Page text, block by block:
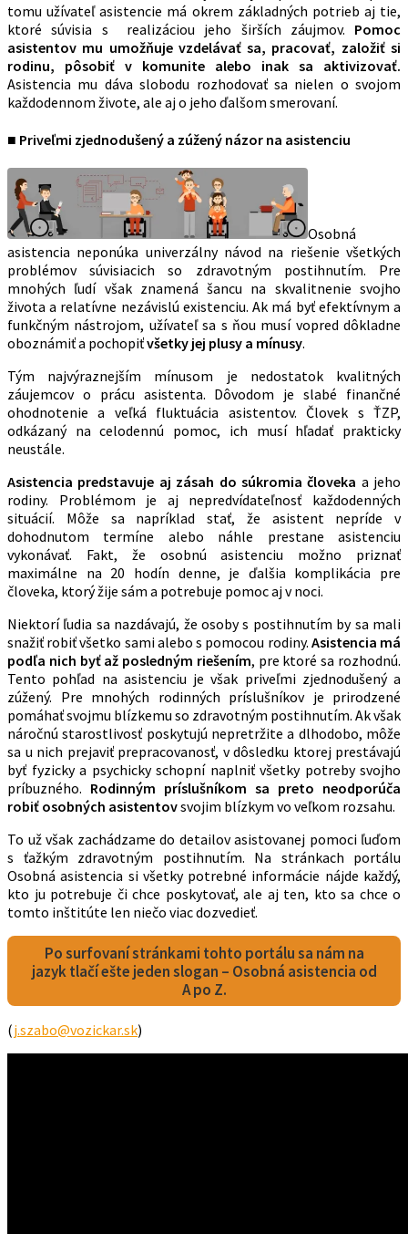
tomu užívateľ asistencie má okrem základných potrieb aj tie,
ktoré súvisia s realizáciou jeho širších záujmov. Pomoc
asistentov mu umožňuje vzdelávať sa, pracovať, založiť si
rodinu, pôsobiť v komunite alebo inak sa aktivizovať.
Asistencia mu dáva slobodu rozhodovať sa nielen o svojom
každodennom živote, ale aj o jeho ďalšom smerovaní.
■ Priveľmi zjednodušený a zúžený názor na asistenciu
Osobná
asistencia neponúka univerzálny návod na riešenie všetkých
problémov súvisiacich so zdravotným postihnutím. Pre
mnohých ľudí však znamená šancu na skvalitnenie svojho
života a relatívne nezávislú existenciu. Ak má byť efektívnym a
funkčným nástrojom, užívateľ sa s ňou musí vopred dôkladne
oboznámiť a pochopiťvšetky jej plusy a mínusy.
Tým najvýraznejším mínusom je nedostatok kvalitných
záujemcov o prácu asistenta. Dôvodom je slabé finančné
ohodnotenie a veľká fluktuácia asistentov. Človek s ŤZP,
odkázaný na celodennú pomoc, ich musí hľadať prakticky
neustále.
Asistencia predstavuje aj zásah do súkromia človeka a jeho
rodiny. Problémom je aj nepredvídateľnosť každodenných
situácií. Môže sa napríklad stať, že asistent nepríde v
dohodnutom termíne alebo náhle prestane asistenciu
vykonávať. Fakt, že osobnú asistenciu možno priznať
maximálne na 20 hodín denne, je ďalšia komplikácia pre
človeka, ktorý žije sám a potrebuje pomoc aj v noci.
Niektorí ľudia sa nazdávajú, že osoby s postihnutím by sa mali
snažiť robiť všetko sami alebo s pomocou rodiny. Asistencia má
podľa nich byť až posledným riešením, pre ktoré sa rozhodnú.
Tento pohľad na asistenciu je však priveľmi zjednodušený a
zúžený. Pre mnohých rodinných príslušníkov je prirodzené
pomáhať svojmu blízkemu so zdravotným postihnutím. Ak však
náročnú starostlivosť poskytujú nepretržite a dlhodobo, môže
sa u nich prejaviť prepracovanosť, v dôsledku ktorej prestávajú
byť fyzicky a psychicky schopní naplniť všetky potreby svojho
príbuzného. Rodinným príslušníkom sa preto neodporúča
robiť osobných asistentovsvojim blízkym vo veľkom rozsahu.
To už však zachádzame do detailov asistovanej pomoci ľuďom
s ťažkým zdravotným postihnutím. Na stránkach portálu
Osobná asistencia si všetky potrebné informácie nájde každý,
kto ju potrebuje či chce poskytovať, ale aj ten, kto sa chce o
tomto inštitúte len niečo viac dozvedieť.
Po surfovaní stránkami tohto portálu sa nám na
jazyk tlačí ešte jeden slogan – Osobná asistencia od
A po Z.
(j.szabo@vozickar.sk)